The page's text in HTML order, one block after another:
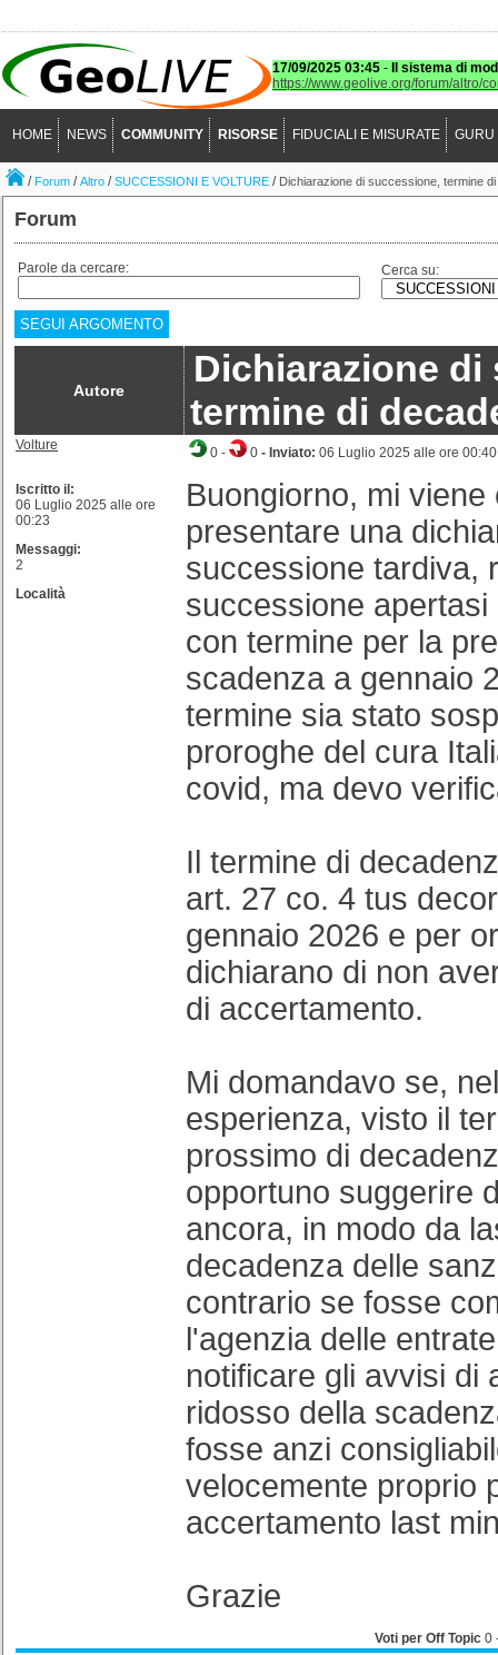
17/09/2025 03:45 -
Il sistema di
https://www.geolive.org/forum/altro/
HOME NEWS COMMUNITY RISORSE FIDUCIALI E MISURATE GURU
/Forum /Altro /SUCCESSIONI E VOLTURE / Dichiarazione di successione, termine
Forum
Parole da cercare: Cerca su:
SEGUI ARGOMENTO
Autore
Dichiarazione di
termine di
Volture
Iscritto il:
06 Luglio 2025 alle ore
00:23
Messaggi:
2
Località
0 - 0 - Inviato: 06 Luglio 2025 alle ore 00:40
Buongiorno, mi viene
presentare una
successione tardiva,
successione
con termine per la
scadenza a gennaio
termine sia stato
proroghe del cura
covid, ma devo
Il termine di
art. 27 co. 4 tus
gennaio 2026 e per
dichiarano di non
di accertamento.
Mi domandavo se,
esperienza, visto il
prossimo di
opportuno suggerire
ancora, in modo da
decadenza delle
contrario se fosse
l'agenzia delle
notificare gli avvisi di
ridosso della
fosse anzi
velocemente proprio
accertamento last
Grazie
Voti per Off Topic 0